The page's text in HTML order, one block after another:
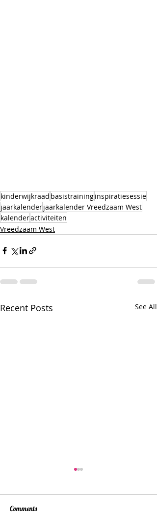
kinderwijkraad basistraininginspiratiesessie
jaarkalenderjaarkalender Vreedzaam West
kalenderactiviteiten
Vreedzaam West
Recent Posts See All
Comments